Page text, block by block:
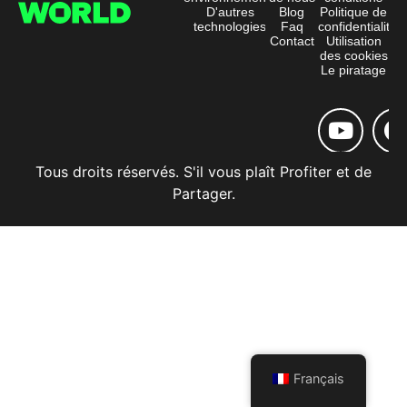
D'autres
technologies
Blog
Faq
Contact
Politique de
confidentialité
Utilisation
des cookies
Le piratage
Tous droits réservés. S'il vous plaît Profiter et de
Partager.
Français